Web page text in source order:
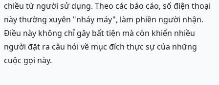
chiều từ người sử dụng. Theo các báo cáo, số điện thoại
này thường xuyên "nháy máy", làm phiền người nhận.
Điều này không chỉ gây bất tiện mà còn khiến nhiều
người đặt ra câu hỏi về mục đích thực sự của những
cuộc gọi này.